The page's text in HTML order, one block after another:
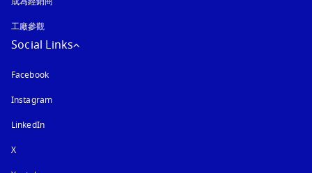
工廠參觀
Social Links
Facebook
Instagram以新標籤頁開啟
LinkedIn
X